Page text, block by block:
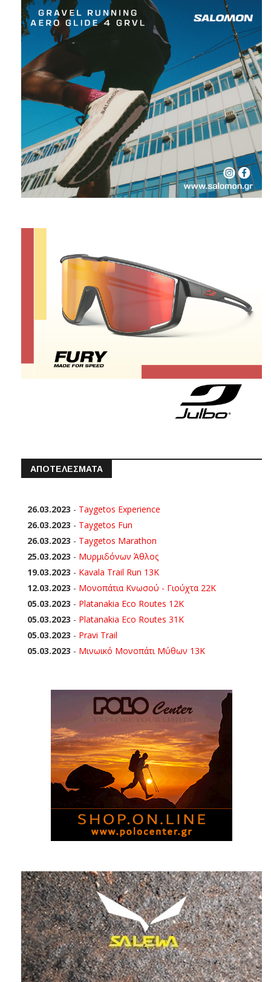
ΑΠΟΤΕΛΕΣΜΑΤΑ
26.03.2023 - Taygetos Experience
26.03.2023 - Taygetos Fun
26.03.2023 - Taygetos Marathon
25.03.2023 - Μυρμιδόνων Άθλος
19.03.2023 - Kavala Trail Run 13K
12.03.2023 - Μονοπάτια Κνωσού - Γιούχτα 22Κ
05.03.2023 - Platanakia Eco Routes 12K
05.03.2023 - Platanakia Eco Routes 31K
05.03.2023 - Pravi Trail
05.03.2023 - Μινωικό Μονοπάτι Μύθων 13Κ